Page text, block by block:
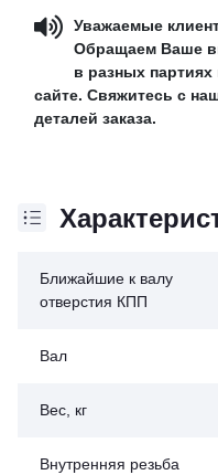
Уважаемые
Обращаем Ваше
в разных
сайте. Свяжитесь с
деталей заказа.
Ближайшие к валу
отверстия КПП
Вал
Вес, кг
Внутренняя резьба